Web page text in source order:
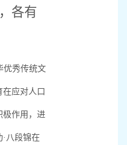
各有
优秀传统文
在应对人口
极作用，进
八段锦在